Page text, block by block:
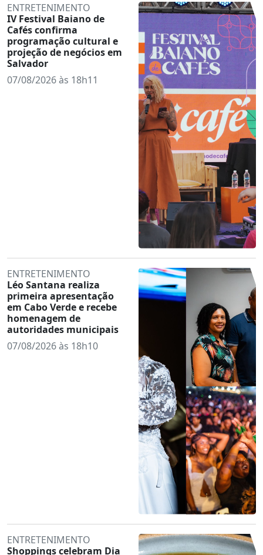
ENTRETENIMENTO
IV Festival Baiano de
Cafés confirma
programação cultural e
projeção de negócios em
Salvador
07/08/2026 às 18h11
ENTRETENIMENTO
Léo Santana realiza
primeira apresentação
em Cabo Verde e recebe
homenagem de
autoridades municipais
07/08/2026 às 18h10
ENTRETENIMENTO
Shoppings celebram Dia